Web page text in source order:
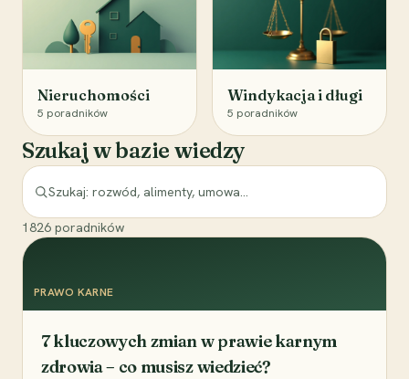
Nieruchomości
5 poradników
Windykacja i długi
5 poradników
Szukaj w bazie wiedzy
1826 poradników
PRAWO KARNE
7 kluczowych zmian w prawie karnym
zdrowia – co musisz wiedzieć?